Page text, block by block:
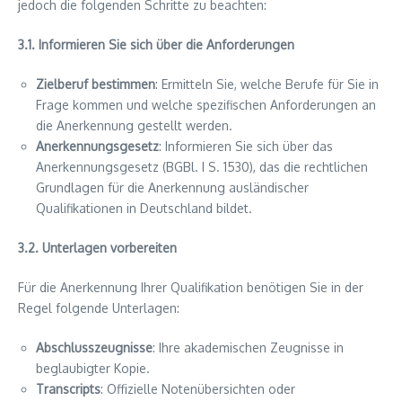
jedoch die folgenden Schritte zu beachten:
3.1. Informieren Sie sich über die Anforderungen
Zielberuf bestimmen: Ermitteln Sie, welche Berufe für Sie in
Frage kommen und welche spezifischen Anforderungen an
die Anerkennung gestellt werden.
Anerkennungsgesetz: Informieren Sie sich über das
Anerkennungsgesetz (BGBl. I S. 1530), das die rechtlichen
Grundlagen für die Anerkennung ausländischer
Qualifikationen in Deutschland bildet.
3.2. Unterlagen vorbereiten
Für die Anerkennung Ihrer Qualifikation benötigen Sie in der
Regel folgende Unterlagen:
Abschlusszeugnisse: Ihre akademischen Zeugnisse in
beglaubigter Kopie.
Transcripts: Offizielle Notenübersichten oder